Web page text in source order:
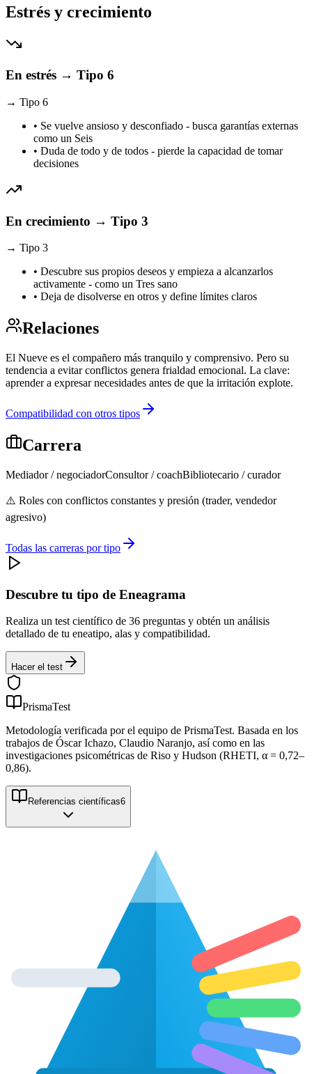
Estrés y crecimiento
En estrés → Tipo 6
→ Tipo 6
• Se vuelve ansioso y desconfiado - busca garantías externas
como un Seis
• Duda de todo y de todos - pierde la capacidad de tomar
decisiones
En crecimiento → Tipo 3
→ Tipo 3
• Descubre sus propios deseos y empieza a alcanzarlos
activamente - como un Tres sano
• Deja de disolverse en otros y define límites claros
Relaciones
El Nueve es el compañero más tranquilo y comprensivo. Pero su
tendencia a evitar conflictos genera frialdad emocional. La clave:
aprender a expresar necesidades antes de que la irritación explote.
Compatibilidad con otros tipos
Carrera
Mediador / negociadorConsultor / coachBibliotecario / curador
⚠️ Roles con conflictos constantes y presión (trader, vendedor
agresivo)
Todas las carreras por tipo
Descubre tu tipo de Eneagrama
Realiza un test científico de 36 preguntas y obtén un análisis
detallado de tu eneatipo, alas y compatibilidad.
Hacer el test
PrismaTest
Metodología verificada por el equipo de PrismaTest. Basada en los
trabajos de Óscar Ichazo, Claudio Naranjo, así como en las
investigaciones psicométricas de Riso y Hudson (RHETI, α = 0,72–
0,86).
Referencias científicas6